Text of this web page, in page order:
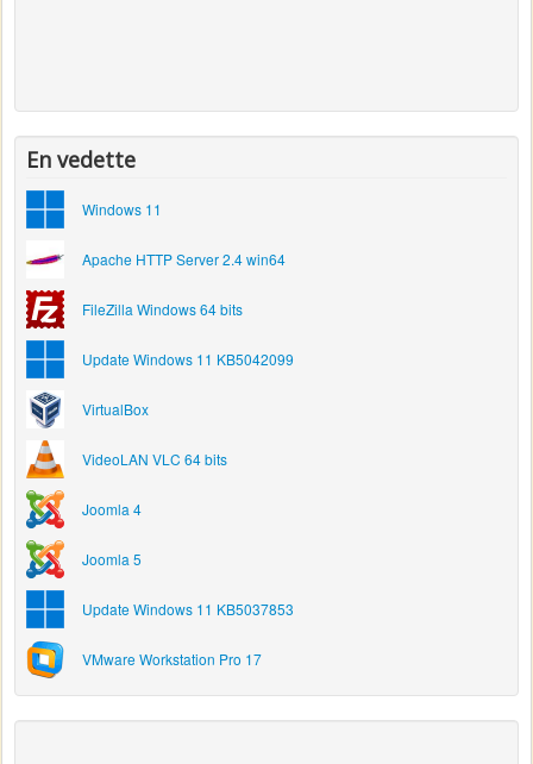
En vedette
Windows 11
Apache HTTP Server 2.4 win64
FileZilla Windows 64 bits
Update Windows 11 KB5042099
VirtualBox
VideoLAN VLC 64 bits
Joomla 4
Joomla 5
Update Windows 11 KB5037853
VMware Workstation Pro 17